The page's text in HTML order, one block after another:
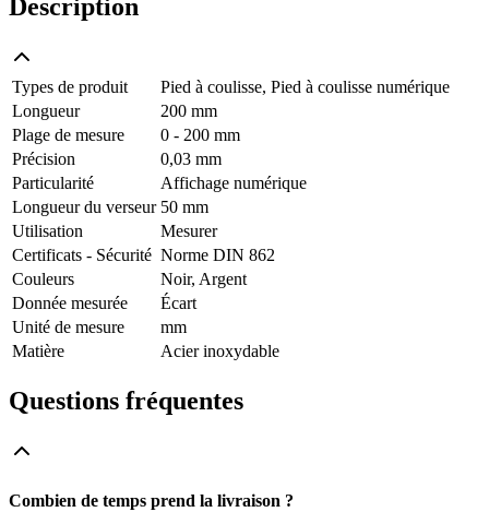
Description
Types de produit
Pied à coulisse, Pied à coulisse numérique
Longueur
200 mm
Plage de mesure
0 - 200 mm
Précision
0,03 mm
Particularité
Affichage numérique
Longueur du verseur 50 mm
Utilisation
Mesurer
Certificats - Sécurité Norme DIN 862
Couleurs
Noir, Argent
Donnée mesurée
Écart
Unité de mesure
mm
Matière
Acier inoxydable
Questions fréquentes
Combien de temps prend la livraison ?